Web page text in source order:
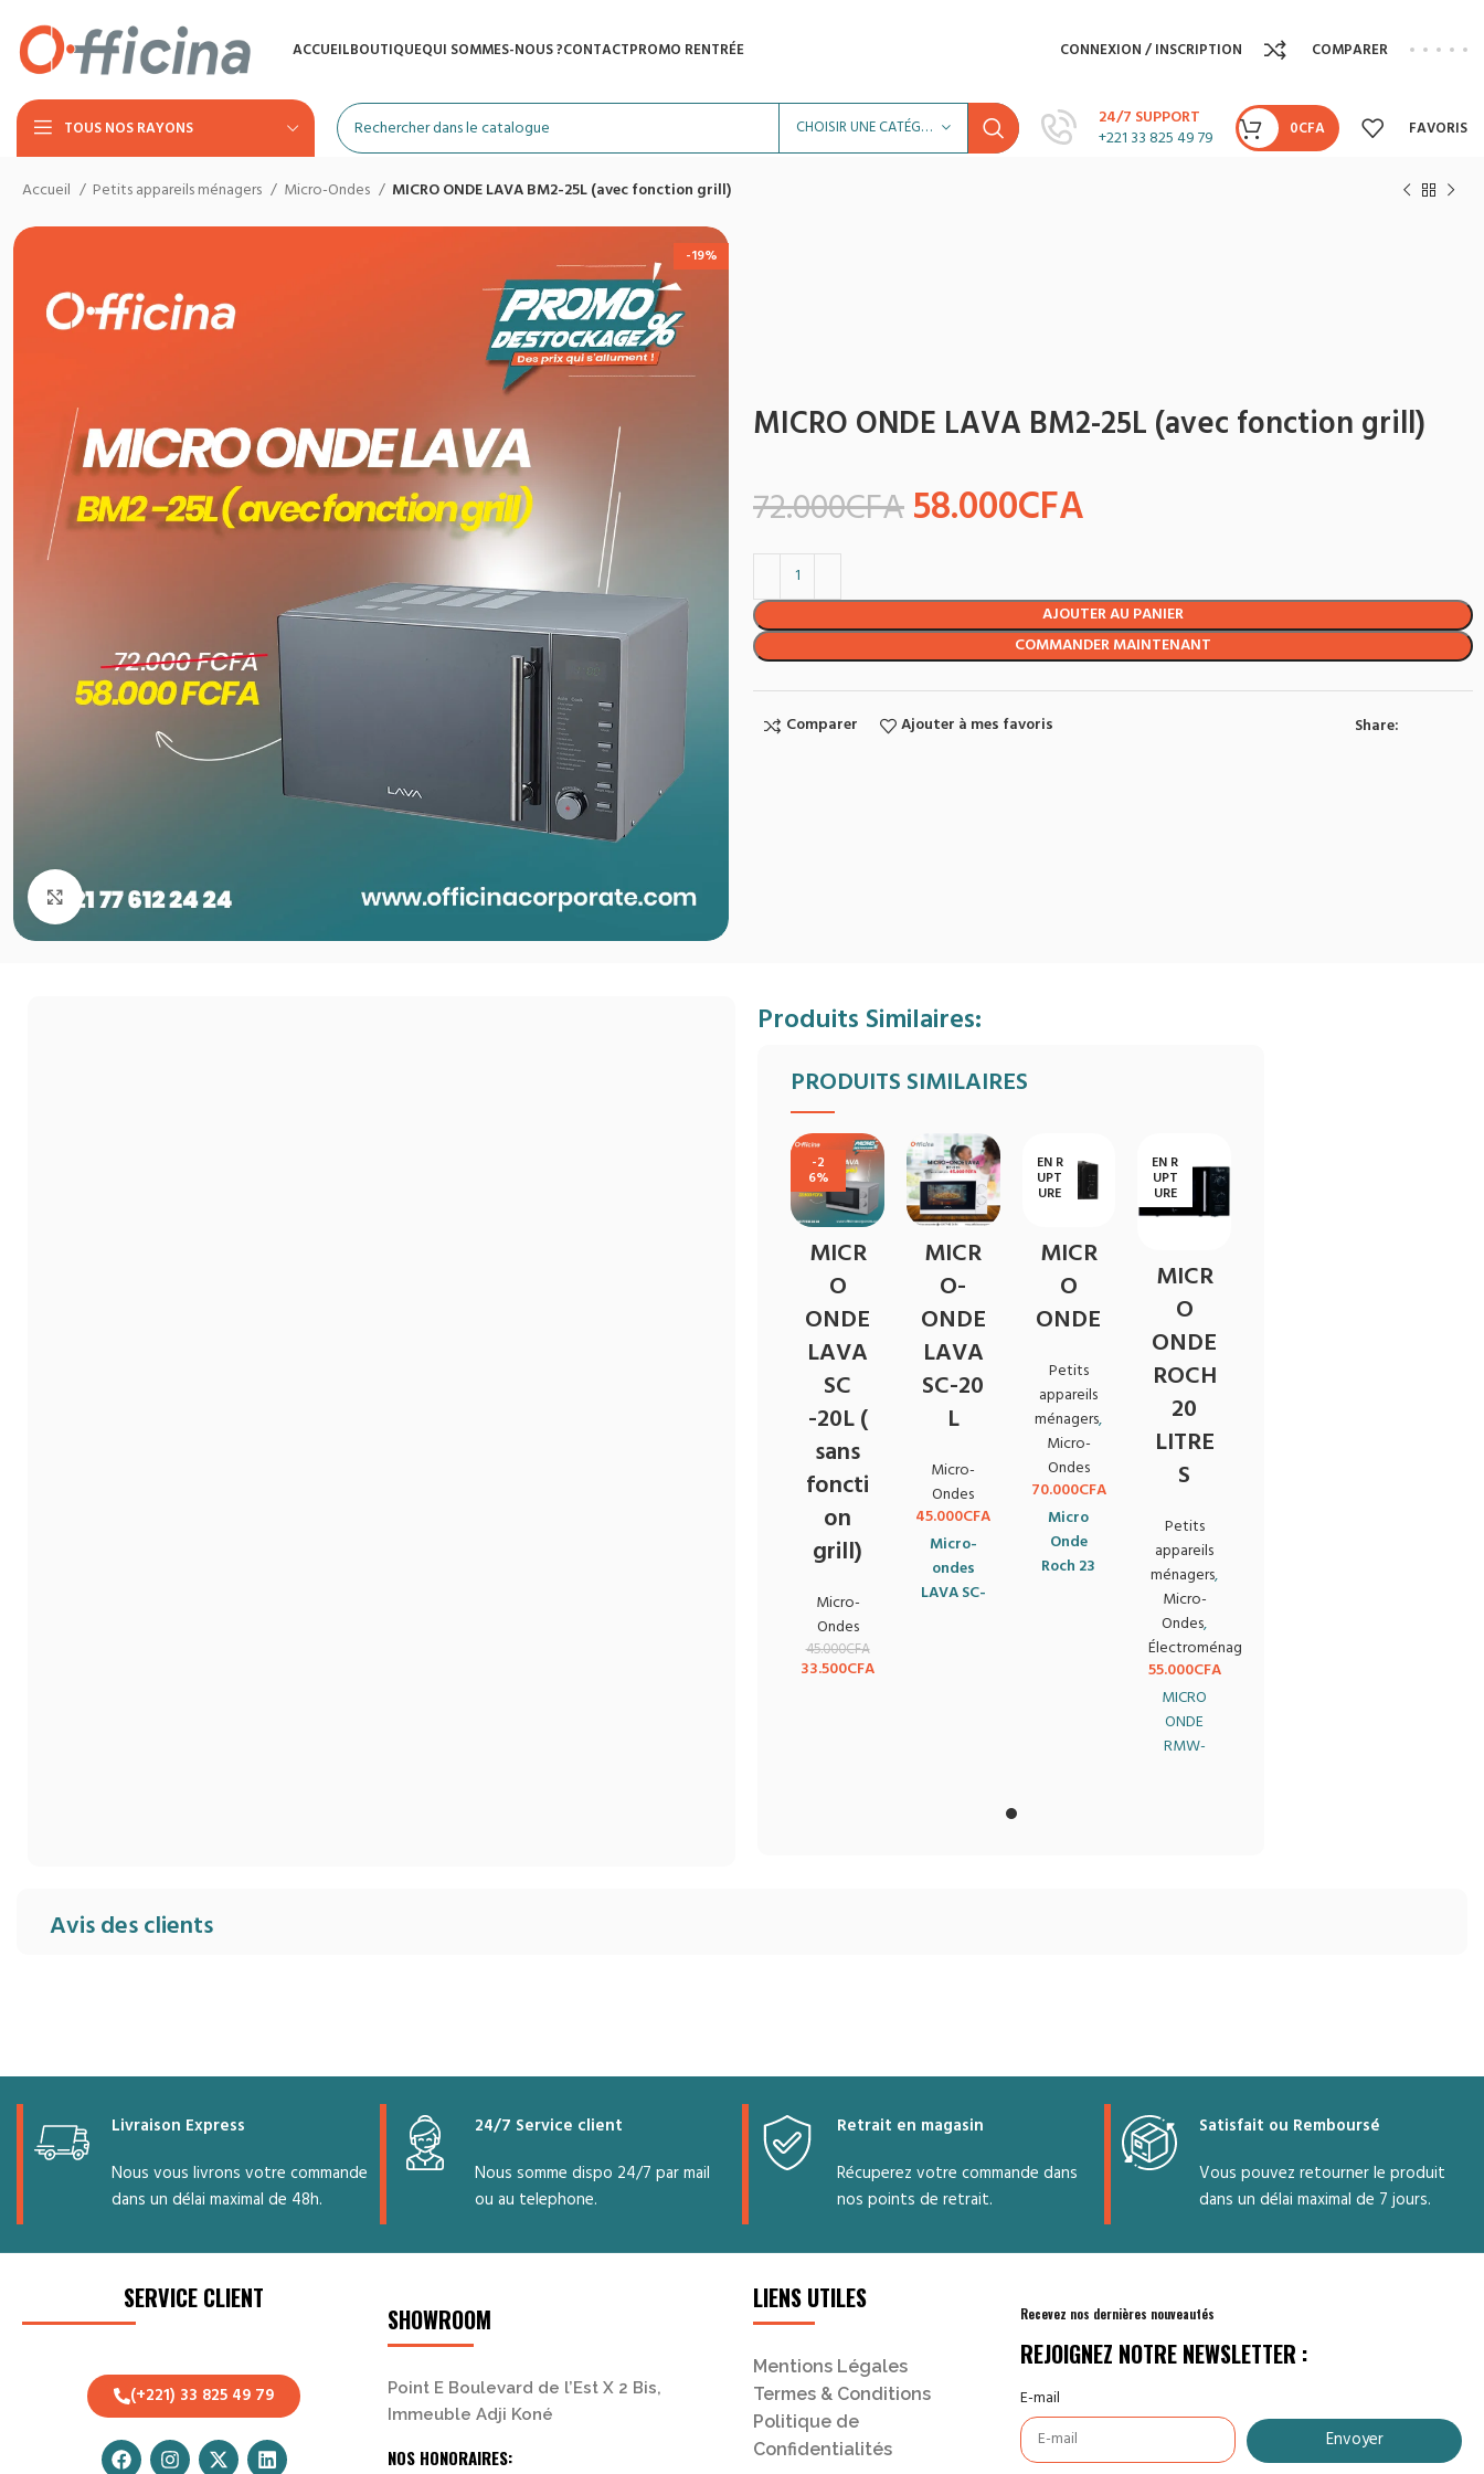
ACCUEILBOUTIQUEQUI SOMMES-NOUS ?CONTACTPROMO RENTRÉE CONNEXION / INSCRIPTION COMPARER
TOUS NOS RAYONS CHOISIR UNE CATÉGORIE
24/7 SUPPORT
+221 33 825 49 79
0CFA FAVORIS
Accueil Petits appareils ménagers Micro-Ondes MICRO ONDE LAVA BM2-25L (avec fonction grill)
-19%
Agrandir
MICRO ONDE LAVA BM2-25L (avec fonction grill)
72.000CFA58.000CFA
AJOUTER AU PANIER
COMMANDER MAINTENANT
Comparer Ajouter à mes favoris Share:
Produits Similaires:
PRODUITS SIMILAIRES
-2
6%
MICR
O
ONDE
LAVA
SC
-20L (
sans
foncti
on
grill)
Micro-
Ondes
45.000CFA
33.500CFA
MICR
O-
ONDE
LAVA
SC-20
L
Micro-
Ondes
45.000CFA
Micro-
ondes
LAVA SC-
rapidement
efficacement.
et
performance
EN R
UPT
URE
MICR
O
ONDE
Petits
appareils
ménagers,
Micro-
Ondes
70.000CFA
Micro
Onde
Roch 23
EN R
UPT
URE
MICR
O
ONDE
ROCH
20
LITRE
S
Petits
appareils
ménagers,
Micro-
Ondes,
Électroménager
55.000CFA
MICRO
ONDE
RMW-
Avis des clients
Livraison Express
Nous vous livrons votre commande
dans un délai maximal de 48h.
24/7 Service client
Nous somme dispo 24/7 par mail
ou au telephone.
Retrait en magasin
Récuperez votre commande dans
nos points de retrait.
Satisfait ou Remboursé
Vous pouvez retourner le produit
dans un délai maximal de 7 jours.
SERVICE CLIENT
(+221) 33 825 49 79
SHOWROOM
Point E Boulevard de l’Est X 2 Bis,
Immeuble Adji Koné
NOS HONORAIRES:
LIENS UTILES
Mentions Légales
Termes & Conditions
Politique de
Confidentialités
Recevez nos dernières nouveautés
REJOIGNEZ NOTRE NEWSLETTER :
E-mail
Envoyer